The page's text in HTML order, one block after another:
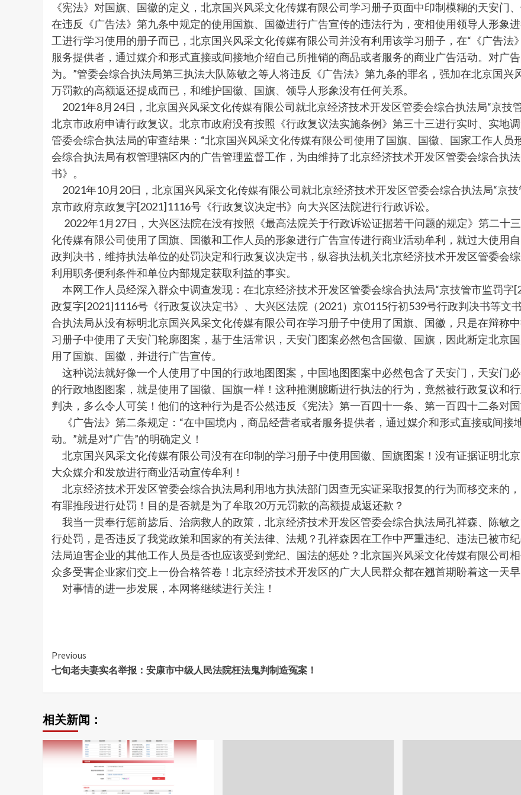
《宪法》对国旗、国徽的定义，北京国兴风采文化传媒有限公司学习册子页面中印制模糊的天安门
在违反《广告法》第九条中规定的使用国旗、国徽进行广告宣传的违法行为，变相使用领导人形象
工进行学习使用的册子而已，北京国兴风采文化传媒有限公司并没有利用该学习册子，在“《广告
服务提供者，通过媒介和形式直接或间接地介绍自己所推销的商品或者服务的商业广告活动。对广
为。”管委会综合执法局第三执法大队陈敏之等人将违反《广告法》第九条的罪名，强加在北京国
万罚款的高额返还提成而已，和维护国徽、国旗、领导人形象没有任何关系。
2021年8月24日，北京国兴风采文化传媒有限公司就北京经济技术开发区管委会综合执法局“京技
北京市政府申请行政复议。北京市政府没有按照《行政复议法实施条例》第三十三进行实时、实地
管委会综合执法局的审查结果：“北京国兴风采文化传媒有限公司使用了国旗、国徽、国家工作人
会综合执法局有权管理辖区内的广告管理监督工作，为由维持了北京经济技术开发区管委会综合执
书》。
2021年10月20日，北京国兴风采文化传媒有限公司就北京经济技术开发区管委会综合执法局“京
京市政府京政复字[2021]1116号《行政复议决定书》向大兴区法院进行行政诉讼。
2022年1月27日，大兴区法院在没有按照《最高法院关于行政诉讼证据若干问题的规定》第二十
化传媒有限公司使用了国旗、国徽和工作人员的形象进行广告宣传进行商业活动牟利，就过大使用
政判决书，维持执法单位的处罚决定和行政复议决定书，纵容执法机关北京经济技术开发区管委会
利用职务便利条件和单位内部规定获取利益的事实。
本网工作人员经深入群众中调查发现：在北京经济技术开发区管委会综合执法局“京技管市监罚
政复字[2021]1116号《行政复议决定书》、大兴区法院（2021）京0115行初539号行政判决书等文
合执法局从没有标明北京国兴风采文化传媒有限公司在学习册子中使用了国旗、国徽，只是在辩称
习册子中使用了天安门轮廓图案，基于生活常识，天安门图案必然包含国徽、国旗，因此断定北京
用了国旗、国徽，并进行广告宣传。
这种说法就好像一个人使用了中国的行政地图图案，中国地图图案中必然包含了天安门，天安门
的行政地图图案，就是使用了国徽、国旗一样！这种推测臆断进行执法的行为，竟然被行政复议和
判决，多么令人可笑！他们的这种行为是否公然违反《宪法》第一百四十一条、第一百四十二条对
《广告法》第二条规定：“在中国境内，商品经营者或者服务提供者，通过媒介和形式直接或间接
动。”就是对“广告”的明确定义！
北京国兴风采文化传媒有限公司没有在印制的学习册子中使用国徽、国旗图案！没有证据证明北
大众媒介和发放进行商业活动宣传牟利！
北京经济技术开发区管委会综合执法局利用地方执法部门因查无实证采取报复的行为而移交来的
有罪推段进行处罚！目的是否就是为了牟取20万元罚款的高额提成返还款？
我当一贯奉行惩前毖后、治病救人的政策，北京经济技术开发区管委会综合执法局孔祥森、陈敏
行处罚，是否违反了我党政策和国家的有关法律、法规？孔祥森因在工作中严重违纪、违法已被市
法局迫害企业的其他工作人员是否也应该受到党纪、国法的惩处？北京国兴风采文化传媒有限公司
众多受害企业家们交上一份合格答卷！北京经济技术开发区的广大人民群众都在翘首期盼着这一天早
对事情的进一步发展，本网将继续进行关注！
Continue
Reading
Previous
七旬老夫妻实名举报：安康市中级人民法院枉法鬼判制造冤案！
相关新闻：